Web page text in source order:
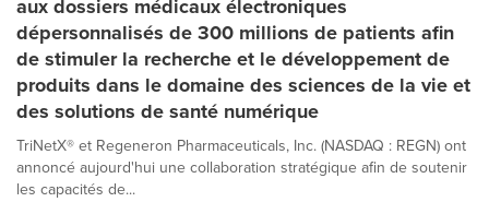
aux dossiers médicaux électroniques
dépersonnalisés de 300 millions de patients afin
de stimuler la recherche et le développement de
produits dans le domaine des sciences de la vie et
des solutions de santé numérique
TriNetX® et Regeneron Pharmaceuticals, Inc. (NASDAQ : REGN) ont
annoncé aujourd'hui une collaboration stratégique afin de soutenir
les capacités de...